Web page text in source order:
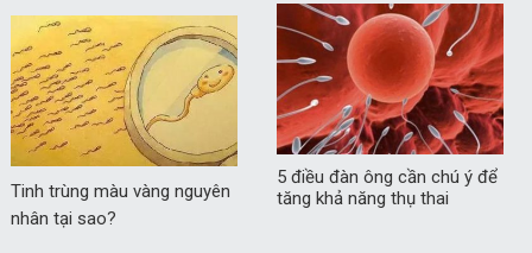
Tinh trùng màu vàng nguyên
nhân tại sao?
5 điều đàn ông cần chú ý để
tăng khả năng thụ thai